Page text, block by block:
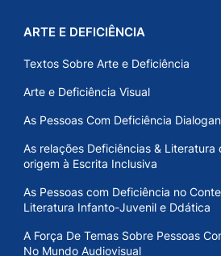
ARTE E DEFICIÊNCIA
Textos Sobre Arte e Deficiência
Arte e Deficiência Visual
As Pessoas Com Deficiência
As relações Deficiências & Literatura
origem à Escrita Inclusiva
As Pessoas com Deficiência no
Literatura Infanto-Juvenil e Ddática
A Força De Temas Sobre Pessoas
No Mundo Audiovisual